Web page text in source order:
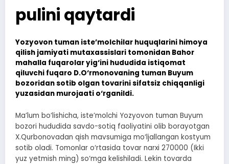
pulini qaytardi
Yozyovon tuman iste’molchilar huquqlarini himoya
qilish jamiyati mutaxassislari tomonidan Bahor
mahalla fuqarolar yig‘ini hududida istiqomat
qiluvchi fuqaro D.O‘rmonovaning tuman Buyum
bozoridan sotib olgan tovarini sifatsiz chiqqanligi
yuzasidan murojaati o‘rganildi.
Ma’lum bo‘lishicha, iste’molchi Yozyovon tuman Buyum
bozori hududida savdo-sotiq faoliyatini olib borayotgan
X.Qurbonovadan qish mavsumiga mo‘ljallangan kostyum
sotib oladi. Tomonlar o‘rtasida tovar narxi 270000 (Ikki
yuz yetmish ming) so‘mga kelishiladi. Lekin tovarda